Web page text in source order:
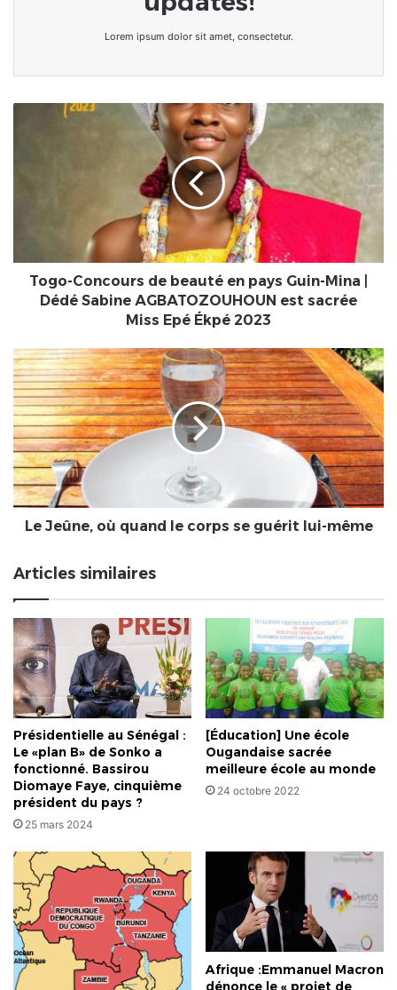
Lorem ipsum dolor sit amet, consectetur.
|
Dédé
Sabine
sacrée
Miss
Epé
Ékpé
2023
Togo-Concours de beauté en pays Guin-Mina |
Dédé Sabine AGBATOZOUHOUN est sacrée
Miss Epé Ékpé 2023
Le
Jeûne,
où
quand
le
corps
se
guérit
lui-
même
Le Jeûne, où quand le corps se guérit lui-même
Articles similaires
Présidentielle au Sénégal :
Le «plan B» de Sonko a
fonctionné. Bassirou
Diomaye Faye, cinquième
président du pays ?
25 mars 2024
[Éducation] Une école
Ougandaise sacrée
meilleure école au monde
24 octobre 2022
Afrique :Emmanuel Macron
dénonce le « projet de